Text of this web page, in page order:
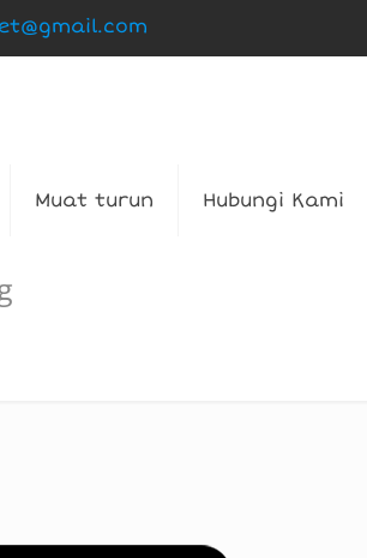
Muat turun Hubungi Kami